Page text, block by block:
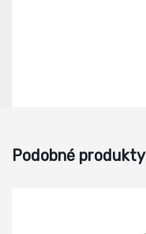
Podobné produkty